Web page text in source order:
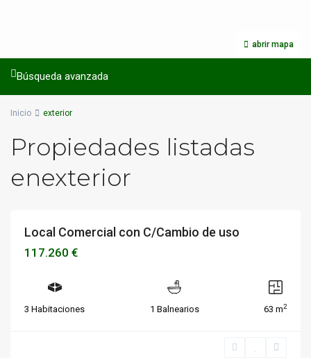
abrir mapa
Búsqueda avanzada
Inicio exterior
Propiedades listadas
enexterior
Locales Disponible
Local Comercial con C/Cambio de uso
117.260 €
3 Habitaciones 1 Balnearios 63 m2